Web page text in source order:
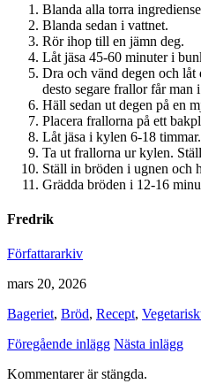
Blanda alla torra
Blanda sedan i vattnet.
Rör ihop till en jämn deg.
Låt jäsa 45-60 minuter i
Dra och vänd degen och låt
desto segare frallor får man
Häll sedan ut degen på en
Placera frallorna på ett
Låt jäsa i kylen 6-18 timmar.
Ta ut frallorna ur kylen.
Ställ in bröden i ugnen och
Grädda bröden i 12-16
Fredrik
Författararkiv
mars 20, 2026
Bageriet, Bröd, Recept,
Föregående inlägg Nästa inlägg
Kommentarer är stängda.